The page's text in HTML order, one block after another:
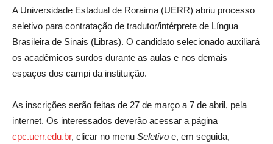
A Universidade Estadual de Roraima (UERR) abriu processo
seletivo para contratação de tradutor/intérprete de Língua
Brasileira de Sinais (Libras). O candidato selecionado auxiliará
os acadêmicos surdos durante as aulas e nos demais
espaços dos campi da instituição.
As inscrições serão feitas de 27 de março a 7 de abril, pela
internet. Os interessados deverão acessar a página
cpc.uerr.edu.br, clicar no menu Seletivo e, em seguida,